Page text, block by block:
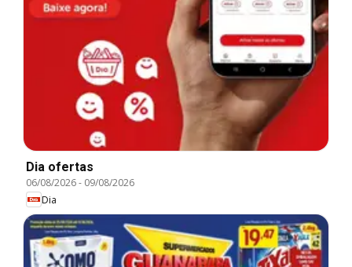
Dia ofertas
06/08/2026- 09/08/2026
Dia